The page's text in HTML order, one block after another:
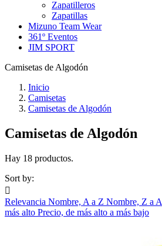
Zapatilleros
Zapatillas
Mizuno Team Wear
361º Eventos
JIM SPORT
Camisetas de Algodón
Inicio
Camisetas
Camisetas de Algodón
Camisetas de Algodón
Hay 18 productos.
Sort by:

Relevancia Nombre, A a Z Nombre, Z a A
más alto Precio, de más alto a más bajo